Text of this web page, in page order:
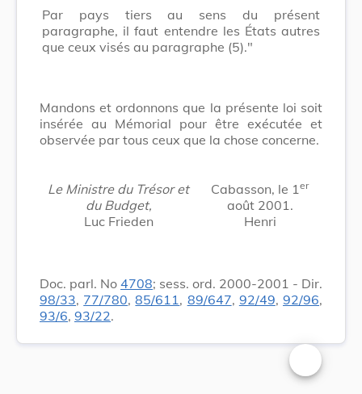
Par pays tiers au sens du présent
paragraphe, il faut entendre les États autres
que ceux visés au paragraphe (5)."
Mandons et ordonnons que la présente loi soit
insérée au Mémorial pour être exécutée et
observée par tous ceux que la chose concerne.
Le Ministre du Trésor et
du Budget,
Luc Frieden
Cabasson, le 1 er
août 2001.
Henri
Doc. parl. No 4708; sess. ord. 2000-2001 - Dir.
98/33, 77/780,85/611 , 89/647, 92/49,92/96,
93/6, 93/22.
Changer la